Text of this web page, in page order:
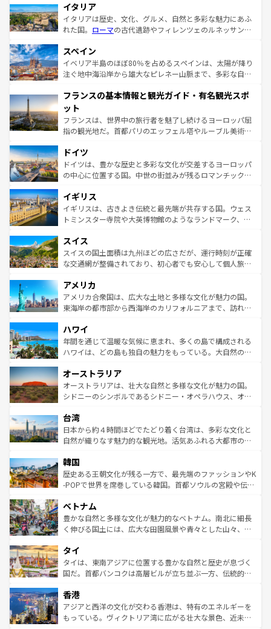
イタリア
イタリアは歴史、文化、グルメ、自然と多彩な魅力にあふ
れた国。 ローマの古代遺跡やフィレンツェのルネッサンス
ろん、トスカーナの美しい田園風景やアマルフィ海岸の絶
景など、自然景観も見逃せない。観光の合間には、本場の
ピザやパスタなど、絶品のイタリア料理を堪能することも
ませてくれるイタリアで、忘れられない旅をしてみよう！
なお、新着のイタリア情報は
しい。
スペイン
イベリア半島のほぼ80％を占めるスペインは、太陽が降り
注ぐ地中海沿岸から雄大なピレネー山脈まで、多彩な自然
文化が根付くこの国では、情熱的なフラメンコ、熱気あふ
れる闘牛、そして美味しいタパスが生活の一部となってい
る。首都マドリードの洗練された雰囲気や、バルセロナの
アートに溢れた街角から、地方では古代ローマ遺跡や中世
せる。地方によって風土や気候が異なるスペインはその個
性で訪れる人を魅了する。 なお、新着のスペイン情報は コ
ンテンツ一覧を参照してほしい。
フランスの基本情報と観光ガイド・有名観光スポ
ット
フランスは、世界中の旅行者を魅了し続けるヨーロッパ屈
指の観光地だ。首都パリのエッフェル塔やルーブル美術館
で、幅広い魅力が詰まっている。華麗な宮殿、歴史的な大
聖堂、美しいビーチ、そして豊かな自然が、訪れる者を心
から魅了する。また、フランスは美食の国としても知ら
いる。シャンパンの発祥地であるランス、プロヴァンスの
香り高いラベンダー畑など、多彩な楽しみ方が可能だ。さ
らに、パリ以外の地域にも魅力が溢れており、どの街角に
れる地方に足を運ぶとそれぞれで全く異なる文化を体験で
きるだろう。 なお、新着のフランス情報はコンテンツ一覧
を参照してほしい。
ドイツ
ドイツは、豊かな歴史と多彩な文化が交差するヨーロッパ
の中心に位置する国。中世の街並みが残るロマンチック街
顔を持つこの国は、どこを歩いても飽きることがない。ベ
ルリンの文化的活気、バイエルン州のアルプスの絶景、そ
してライン川沿いのワイン畑といった風景は必見。ビール
は、お酒好きな人にはぜひ体験してほしい。 なお、新着の
ドイツ情報はコンテンツ一覧を参照してほしい。
イギリス
イギリスは、古きよき伝統と最先端が共存する国。ウェス
トミンスター寺院や大英博物館のようなランドマーク、歴
リアごとに異なる魅力がある。また、優雅なアフタヌーン
ティー、ビール好きにはたまらない英国パブ、サッカー観
戦など、本場だからこそできる体験も豊富。イギリスを旅
ンツ一覧を参照してほしい。
スイス
スイスの国土面積は九州ほどの広さだが、運行時刻が正確
な交通網が整備されており、初心者でも安心して個人旅行
の建物がそのまま残る町や、スイスならではのユニークな
博物館もあり、アルプス観光だけでなく町歩きも満喫する
ことができる。国民の所得が高いため物価も高いが、旅行
ば市内交通費無料で観光を楽しむこともできる。 なお、新
着のスイス情報はコンテンツ一覧 を参照してほしい。
アメリカ
アメリカ合衆国は、広大な土地と多様な文化が魅力の国。
東海岸の都市部から西海岸のカリフォルニアまで、訪れる
のような巨大都市は、観光、ショッピング、エンターテイ
ンメントが詰まった刺激的なスポットだ。一方、アメリカ
西部には大自然が広がり、グランドキャニオンやイエロー
部のニューオーリンズでは、音楽と美食が融合した独特の
文化が魅力。旅行者はアメリカの各地域で異なる魅力を楽
しみながら、その多様性と豊かな歴史を感じることができ
ならではの贅沢な旅のスタイルだ。 なお、新着のアメリカ
情報はコンテンツ一覧を参照してほしい。
ハワイ
年間を通じて温暖な気候に恵まれ、多くの島で構成される
ハワイは、どの島も独自の魅力をもっている。大自然の神
ワイ島は見逃せない。また、定番の観光地といえばオアフ
島だが、静かな自然を求めるならマウイ島やカウアイ島が
おすすめ。エメラルドグリーンに輝く海をはじめ、豊かな
れるおもてなしの心で訪れる人々を迎えてくれるハワイの
人々、おいしいローカルフードやハワイアンミュージッ
ク、伝統的なフラダンスなど、すべてがハワイの魅力を彩
ワイを、存分に味わってほしい。 なお、新着のハワイ情報
はコンテンツ一覧を参照してほしい。
オーストラリア
オーストラリアは、壮大な自然と多様な文化が魅力の国。
シドニーのシンボルであるシドニー・オペラハウス、オー
リアリーフや大陸中央部にそびえるウルル（エアーズロッ
ク）、タスマニアの美しい原生林やケアンズの熱帯雨林な
ど、見どころがたくさん。また、カフェやワイン、オージ
いる。アクティビティも充実しており、サーフィンやダイ
ビング、ハイキングなど、アウトドア好きにはたまらな
い。オーストラリアの多彩な魅力を存分に味わいつくそ
参照してほしい。
台湾
日本から約４時間ほどでたどり着く台湾は、多彩な文化と
自然が織りなす魅力的な観光地。活気あふれる大都市の台
ン）、静ひつな山岳地帯である台湾東部など、都市の喧騒
と山間の静けさが共存しており、訪れる人に新しい発見と
驚きをもたらしてくれる。また、奥深い台湾の食文化も魅
容にもいいと評判のスイーツなど、バラエティ豊かな料理
が味わえる。 なお、新着の台湾情報は コンテンツ一覧を参
照してほしい。
韓国
歴史ある王朝文化が残る一方で、最先端のファッションやK
-POPで世界を席巻している韓国。首都ソウルの宮殿や伝統
き、地方に足を延ばせば四季折々の自然美を楽しむことが
できる。そして、キムチや焼肉、絶品のストリートフード
まで、さまざまな韓国料理が待っている。夜には、韓国な
リティに包まれながら、韓国の多彩な魅力を心ゆくまで味
わってみてほしい。 なお、新着の韓国情報はコンテンツ一
覧を参照してほしい。
ベトナム
豊かな自然と多様な文化が魅力的なベトナム。南北に細長
く伸びる国土には、広大な田園風景や青々とした山々、世
急速な発展と共に伝統が息づく。ハノイの古い町並みやホ
ーチミン市のフランス統治時代の建物も、独特の雰囲気を
醸し出している。また、バラエティの豊かさとおいしさで
とつ。フォーやバインミー、ベトナムコーヒーなどは、ぜ
ひ現地で味わいたい。どの地域を訪れてもあたたかい人々
が旅行者を迎えてくれるので、きっと忘れられない旅にな
タイ
タイは、東南アジアに位置する豊かな自然と歴史が息づく
国だ。首都バンコクは高層ビルが立ち並ぶ一方、伝統的な
の活気が交差している。北部ではチェンマイなどの山岳地
帯で自然と触れ合い、南部ではプーケットやクラビの美し
いビーチでリゾート気分を楽しむことができる。タイ料理
香港
アジアと西洋の文化が交わる香港は、特有のエネルギーを
もっている。ヴィクトリア湾に広がる壮大な景色、近未来